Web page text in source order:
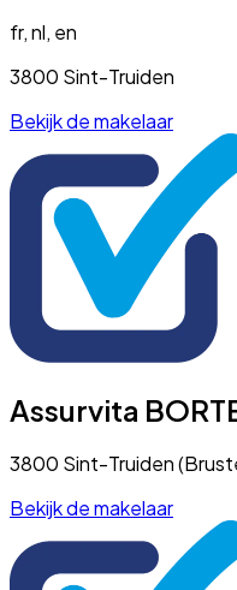
fr, nl, en
3800 Sint-Truiden
Bekijk de makelaar
Assurvita
3800 Sint-Truiden
Bekijk de makelaar